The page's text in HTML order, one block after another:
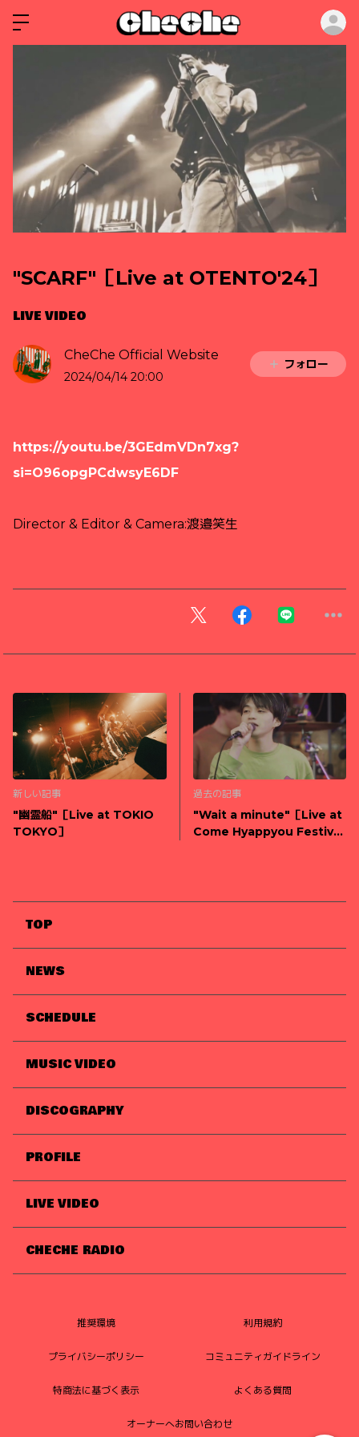
"SCARF"［Live at OTENTO'24］
LIVE VIDEO
CheChe Official Website
2024/04/14 20:00
フォロー
https://youtu.be/3GEdmVDn7xg?
si=O96opgPCdwsyE6DF
Director & Editor & Camera:渡邉笑生
新しい記事
"幽霊船"［Live at TOKIO
TOKYO］
過去の記事
"Wait a minute"［Live at
Come Hyappyou Festival
TOP
NEWS
SCHEDULE
MUSIC VIDEO
DISCOGRAPHY
PROFILE
LIVE VIDEO
CHECHE RADIO
推奨環境 利用規約
プライバシーポリシー コミュニティガイドライン
特商法に基づく表示 よくある質問
オーナーへお問い合わせ